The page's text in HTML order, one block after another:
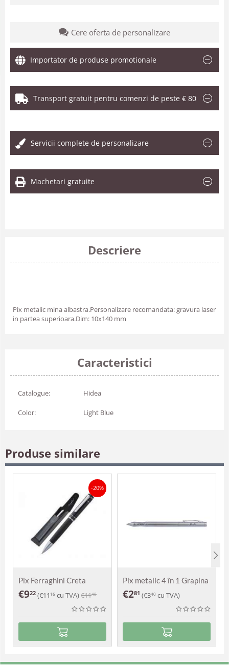
Cere oferta de personalizare
Importator de produse promotionale
Transport gratuit pentru comenzi de peste € 80
Servicii complete de personalizare
Machetari gratuite
Descriere
Pix metalic mina albastra.Personalizare recomandata: gravura laser
in partea superioara.Dim: 10x140 mm
Caracteristici
Catalogue: Hidea
Color: Light Blue
Produse similare
-20%
Pix Ferraghini Creta
€922 (€11 16 cu TVA)€1148
Pix metalic 4 în 1 Grapina
€281 (€340 cu TVA)